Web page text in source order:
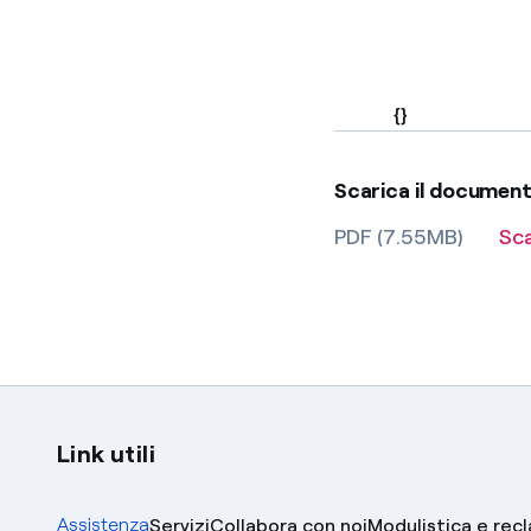
{}
Scarica il
PDF (7.55MB)
Link utili
AssistenzaServiziCollabora con noiModulistica e